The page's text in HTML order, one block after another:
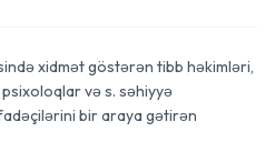
xidmət göstərən tibb həkimləri,
və s. səhiyyə
bir araya gətirən